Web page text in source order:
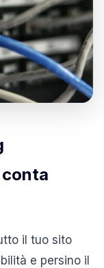
il tuo sito
e persino il